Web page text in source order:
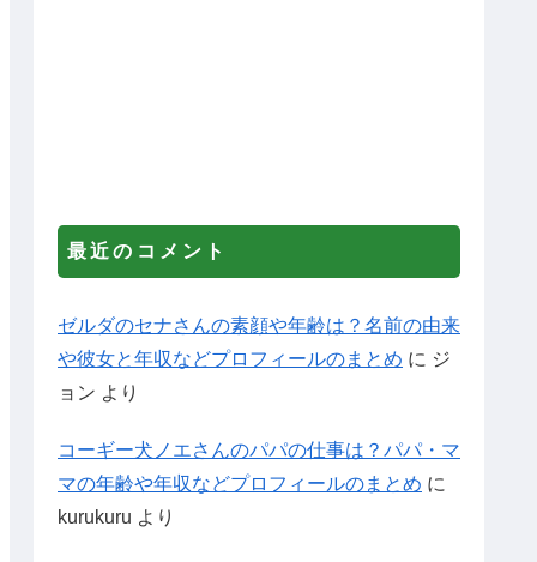
最近のコメント
ゼルダのセナさんの素顔や年齢は？名前の由来
や彼女と年収などプロフィールのまとめ に ジ
ョン より
コーギー犬ノエさんのパパの仕事は？パパ・マ
マの年齢や年収などプロフィールのまとめ に
kurukuru より